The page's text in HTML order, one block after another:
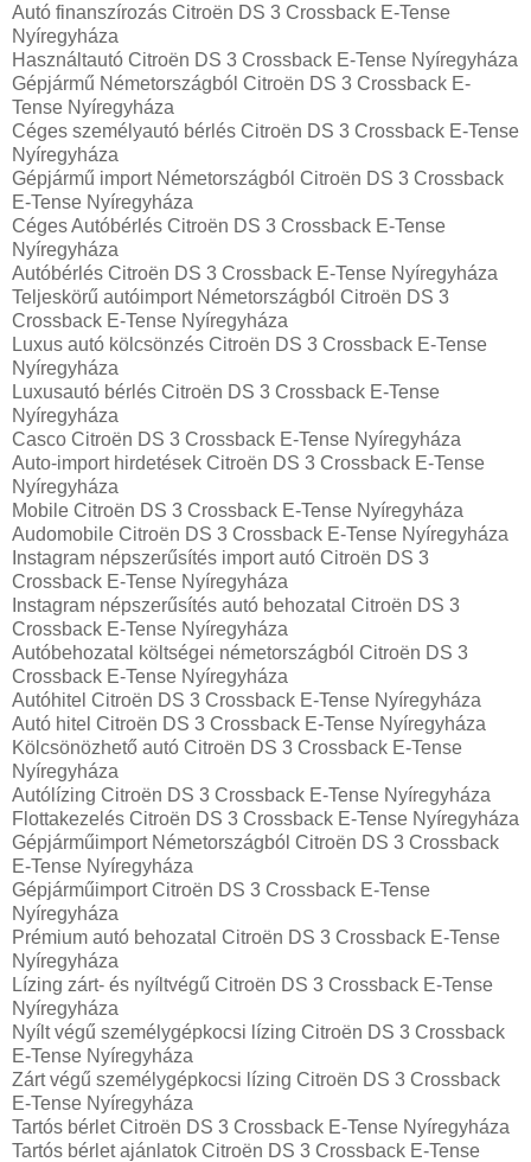
Autó finanszírozás Citroën DS 3 Crossback E-Tense
Nyíregyháza
Használtautó Citroën DS 3 Crossback E-Tense Nyíregyháza
Gépjármű Németországból Citroën DS 3 Crossback E-
Tense Nyíregyháza
Céges személyautó bérlés Citroën DS 3 Crossback E-Tense
Nyíregyháza
Gépjármű import Németországból Citroën DS 3 Crossback
E-Tense Nyíregyháza
Céges Autóbérlés Citroën DS 3 Crossback E-Tense
Nyíregyháza
Autóbérlés Citroën DS 3 Crossback E-Tense Nyíregyháza
Teljeskörű autóimport Németországból Citroën DS 3
Crossback E-Tense Nyíregyháza
Luxus autó kölcsönzés Citroën DS 3 Crossback E-Tense
Nyíregyháza
Luxusautó bérlés Citroën DS 3 Crossback E-Tense
Nyíregyháza
Casco Citroën DS 3 Crossback E-Tense Nyíregyháza
Auto-import hirdetések Citroën DS 3 Crossback E-Tense
Nyíregyháza
Mobile Citroën DS 3 Crossback E-Tense Nyíregyháza
Audomobile Citroën DS 3 Crossback E-Tense Nyíregyháza
Instagram népszerűsítés import autó Citroën DS 3
Crossback E-Tense Nyíregyháza
Instagram népszerűsítés autó behozatal Citroën DS 3
Crossback E-Tense Nyíregyháza
Autóbehozatal költségei németországból Citroën DS 3
Crossback E-Tense Nyíregyháza
Autóhitel Citroën DS 3 Crossback E-Tense Nyíregyháza
Autó hitel Citroën DS 3 Crossback E-Tense Nyíregyháza
Kölcsönözhető autó Citroën DS 3 Crossback E-Tense
Nyíregyháza
Autólízing Citroën DS 3 Crossback E-Tense Nyíregyháza
Flottakezelés Citroën DS 3 Crossback E-Tense Nyíregyháza
Gépjárműimport Németországból Citroën DS 3 Crossback
E-Tense Nyíregyháza
Gépjárműimport Citroën DS 3 Crossback E-Tense
Nyíregyháza
Prémium autó behozatal Citroën DS 3 Crossback E-Tense
Nyíregyháza
Lízing zárt- és nyíltvégű Citroën DS 3 Crossback E-Tense
Nyíregyháza
Nyílt végű személygépkocsi lízing Citroën DS 3 Crossback
E-Tense Nyíregyháza
Zárt végű személygépkocsi lízing Citroën DS 3 Crossback
E-Tense Nyíregyháza
Tartós bérlet Citroën DS 3 Crossback E-Tense Nyíregyháza
Tartós bérlet ajánlatok Citroën DS 3 Crossback E-Tense